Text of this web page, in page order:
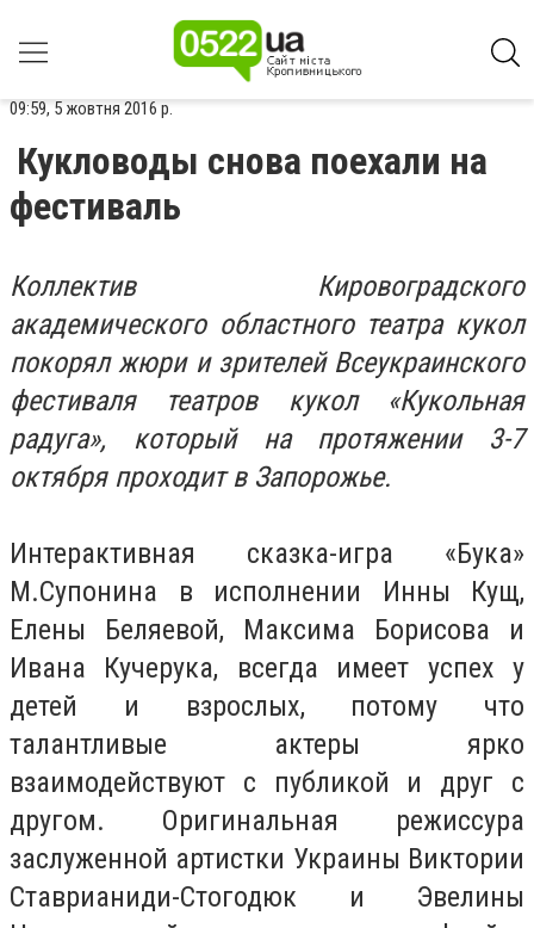
09:59, 5 жовтня 2016 р.
Кукловоды снова поехали на
фестиваль
Коллектив Кировоградского
академического областного театра кукол
покорял жюри и зрителей Всеукраинского
фестиваля театров кукол «Кукольная
радуга», который на протяжении 3-7
октября проходит в Запорожье.
Интерактивная сказка-игра «Бука»
М.Супонина в исполнении Инны Кущ,
Елены Беляевой, Максима Борисова и
Ивана Кучерука, всегда имеет успех у
детей и взрослых, потому что
талантливые актеры ярко
взаимодействуют с публикой и друг с
другом. Оригинальная режиссура
заслуженной артистки Украины Виктории
Ставрианиди-Стогодюк и Эвелины